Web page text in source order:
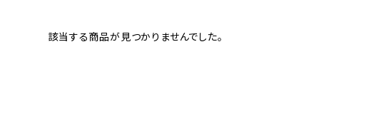
該当する商品が見つかりませんでした。